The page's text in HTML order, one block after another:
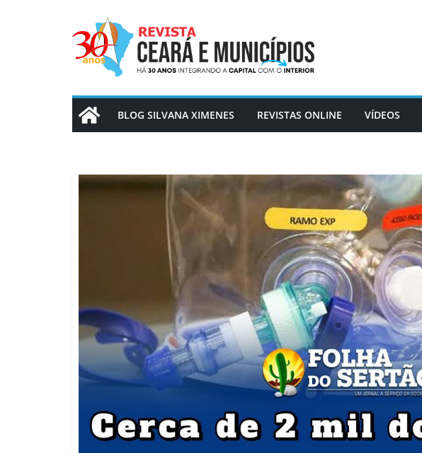
BLOG SILVANA XIMENES REVISTAS ONLINE VÍDEOS